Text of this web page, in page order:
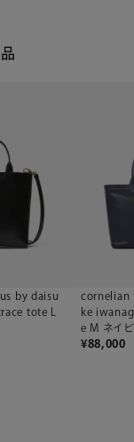
by daisu
tote L
cornelian
ke
e M ネイ
¥88,000